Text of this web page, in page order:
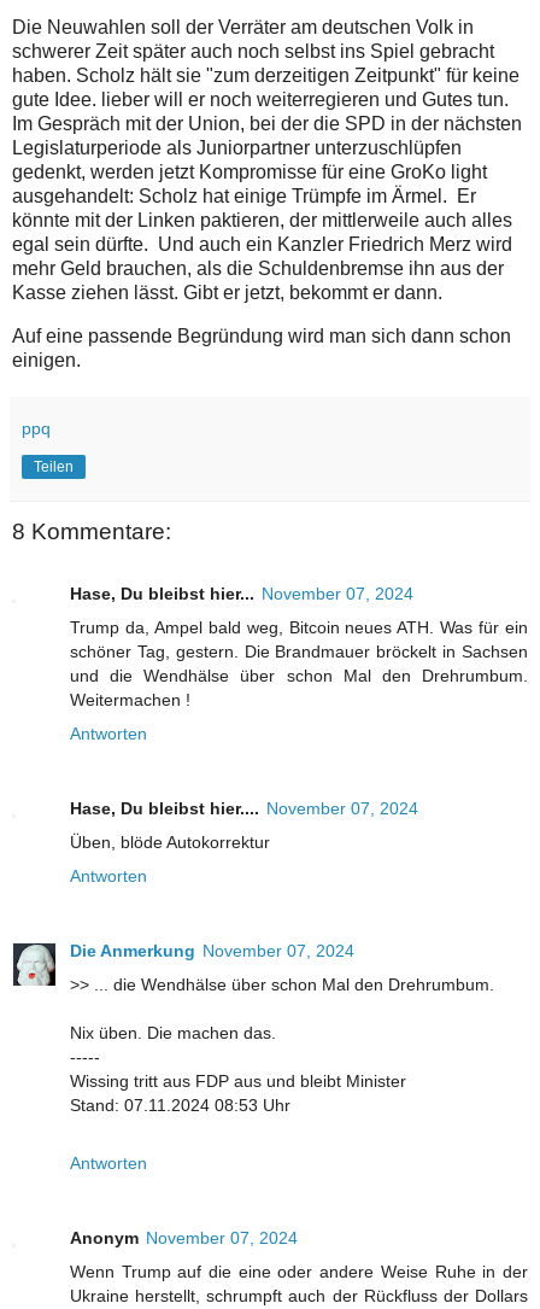
Die Neuwahlen soll der Verräter am deutschen Volk in
schwerer Zeit später auch noch selbst ins Spiel gebracht
haben. Scholz hält sie "zum derzeitigen Zeitpunkt" für keine
gute Idee. lieber will er noch weiterregieren und Gutes tun.
Im Gespräch mit der Union, bei der die SPD in der nächsten
Legislaturperiode als Juniorpartner unterzuschlüpfen
gedenkt, werden jetzt Kompromisse für eine GroKo light
ausgehandelt: Scholz hat einige Trümpfe im Ärmel. Er
könnte mit der Linken paktieren, der mittlerweile auch alles
egal sein dürfte. Und auch ein Kanzler Friedrich Merz wird
mehr Geld brauchen, als die Schuldenbremse ihn aus der
Kasse ziehen lässt. Gibt er jetzt, bekommt er dann.
Auf eine passende Begründung wird man sich dann schon
einigen.
ppq
Teilen
8 Kommentare:
Hase, Du bleibst hier... November 07, 2024
Trump da, Ampel bald weg, Bitcoin neues ATH. Was für ein
schöner Tag, gestern. Die Brandmauer bröckelt in Sachsen
und die Wendhälse über schon Mal den Drehrumbum.
Weitermachen !
Antworten
Hase, Du bleibst hier.... November 07, 2024
Üben, blöde Autokorrektur
Antworten
Die Anmerkung November 07, 2024
>> ... die Wendhälse über schon Mal den Drehrumbum.
Nix üben. Die machen das.
-----
Wissing tritt aus FDP aus und bleibt Minister
Stand: 07.11.2024 08:53 Uhr
Antworten
Anonym November 07, 2024
Wenn Trump auf die eine oder andere Weise Ruhe in der
Ukraine herstellt, schrumpft auch der Rückfluss der Dollars